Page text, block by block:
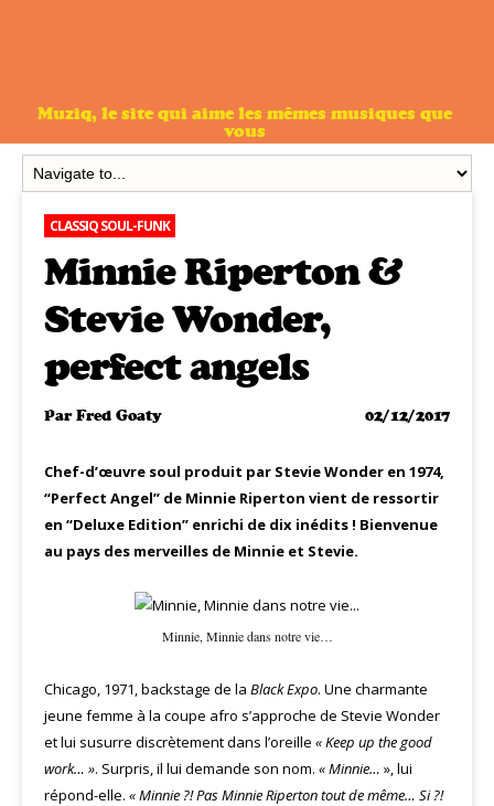
Muziq, le site qui aime les mêmes musiques que
vous
CLASSIQ SOUL-FUNK
Minnie Riperton &
Stevie Wonder,
perfect angels
ParFred Goaty 02/12/2017
Chef-d’œuvre soul produit par Stevie Wonder en 1974,
“Perfect Angel” de Minnie Riperton vient de ressortir
en “Deluxe Edition” enrichi de dix inédits ! Bienvenue
au pays des merveilles de Minnie et Stevie.
Minnie, Minnie dans notre vie…
Chicago, 1971, backstage de la Black Expo. Une charmante
jeune femme à la coupe afro s’approche de Stevie Wonder
et lui susurre discrètement dans l’oreille « Keep up the good
work… ». Surpris, il lui demande son nom. « Minnie… », lui
répond-elle. « Minnie ?! Pas Minnie Riperton tout de même… Si ?!